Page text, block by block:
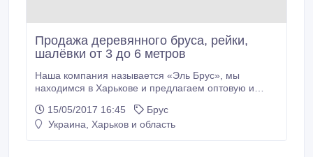
Продажа деревянного бруса, рейки,
шалёвки от 3 до 6 метров
Наша компания называется «Эль Брус», мы
находимся в Харькове и предлагаем оптовую и
деревообработки по самым выгодным ценам в
городе. У нас Вы можете приобрести: - Доску
15/05/2017 16:45
Брус
Украина, Харьков и область